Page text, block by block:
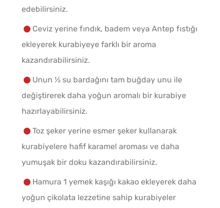
edebilirsiniz.
Ceviz yerine fındık, badem veya Antep fıstığı
ekleyerek kurabiyeye farklı bir aroma
kazandırabilirsiniz.
Unun ½ su bardağını tam buğday unu ile
değiştirerek daha yoğun aromalı bir kurabiye
hazırlayabilirsiniz.
Toz şeker yerine esmer şeker kullanarak
kurabiyelere hafif karamel aroması ve daha
yumuşak bir doku kazandırabilirsiniz.
Hamura 1 yemek kaşığı kakao ekleyerek daha
yoğun çikolata lezzetine sahip kurabiyeler